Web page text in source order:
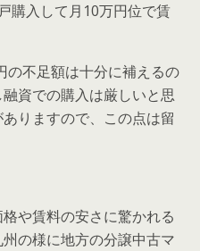
購入して月10万円位で賃
の不足額は十分に補えるの
資での購入は厳しいと思
りますので、この点は留
や賃料の安さに驚かれる
の様に地方の分譲中古マ